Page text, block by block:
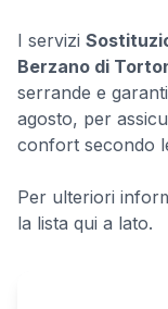
I servizi
Berzano di
serrande e
agosto, per
confort secondo
Per ulteriori
la lista qui a lato.